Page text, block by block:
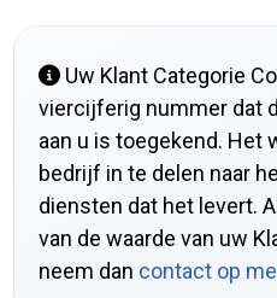
Uw Klant Categorie
viercijferig nummer dat
aan u is toegekend. Het
bedrijf in te delen naar
diensten dat het levert.
van de waarde van uw
neem dan contact op